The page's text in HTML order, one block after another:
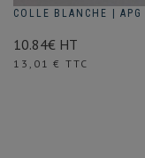
COLLE BLANCHE |
10.84€ HT
Prix
13,01 € TTC